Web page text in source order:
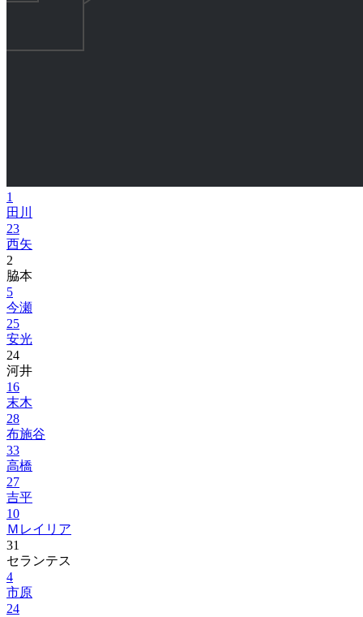
1
田川
23
西矢
2
脇本
5
今瀬
25
安光
24
河井
16
末木
28
布施谷
33
高橋
27
吉平
10
Ｍレイリア
31
セランテス
4
市原
24